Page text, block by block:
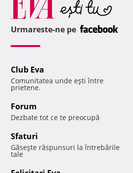
Urmareste-ne pe
Club Eva
Comunitatea unde eşti între
prietene.
Forum
Dezbate tot ce te preocupă
Sfaturi
Găseşte răspunsuri la întrebările
tale